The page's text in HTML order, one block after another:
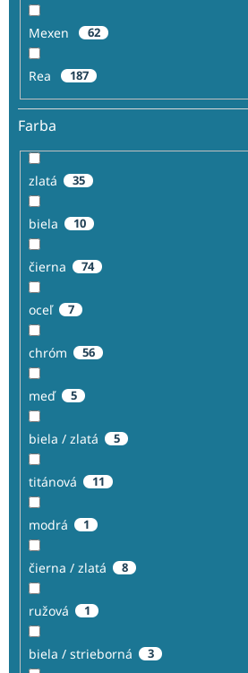
Mexen 62
Rea 187
Farba
zlatá 35
biela 10
čierna 74
oceľ 7
chróm 56
meď 5
biela / zlatá 5
titánová 11
modrá 1
čierna / zlatá 8
ružová 1
biela / strieborná 3